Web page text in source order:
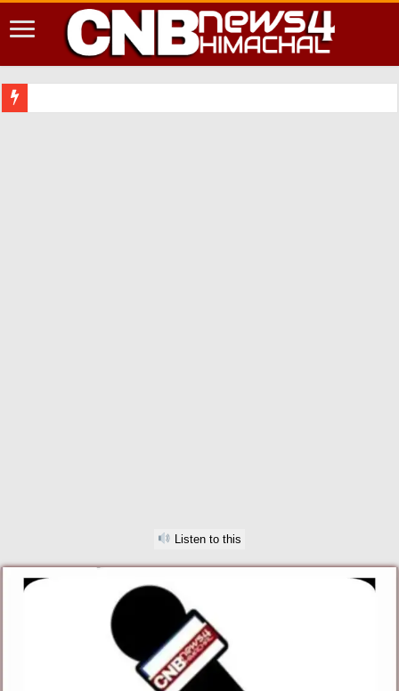
Listen to this